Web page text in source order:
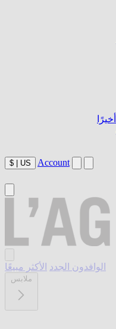
US
$ Account
الوافدون الجدد الأكثر مبيعًا
ملابس